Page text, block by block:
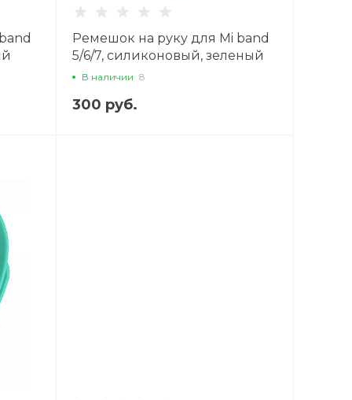
Ремешок на руку для Mi band
5/6/7, силиконовый, зеленый
В наличии 8
300 руб.